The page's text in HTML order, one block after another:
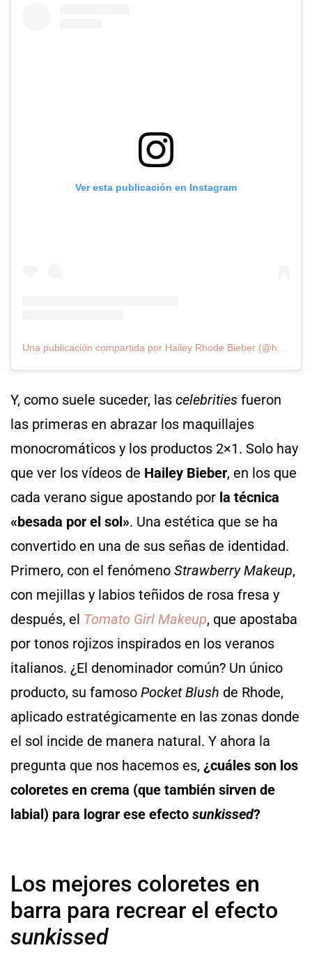
Ver esta publicación en Instagram
Y, como suele suceder, las celebrities fueron
las primeras en abrazar los maquillajes
monocromáticos y los productos 2×1. Solo hay
que ver los vídeos de Hailey Bieber, en los que
cada verano sigue apostando por la técnica
«besada por el sol». Una estética que se ha
convertido en una de sus señas de identidad.
Primero, con el fenómeno Strawberry Makeup,
con mejillas y labios teñidos de rosa fresa y
después, el Tomato Girl Makeup, que apostaba
por tonos rojizos inspirados en los veranos
italianos. ¿El denominador común? Un único
producto, su famoso Pocket Blush de Rhode,
aplicado estratégicamente en las zonas donde
el sol incide de manera natural. Y ahora la
pregunta que nos hacemos es, ¿cuáles son los
coloretes en crema (que también sirven de
labial) para lograr ese efecto sunkissed?
Los mejores coloretes en
barra para recrear el efecto
sunkissed